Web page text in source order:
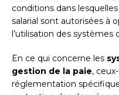
conditions dans
salarial sont autorisées à
l’utilisation des systèmes
En ce qui concerne les
gestion de la paie,
réglementation